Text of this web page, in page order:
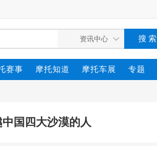
赛事 摩托知道 摩托车展 专题
国四大沙漠的人